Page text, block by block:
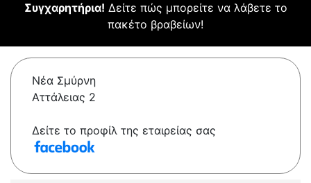
Συγχαρητήρια! Δείτε πώς μπορείτε να λάβετε το
πακέτο βραβείων!
Νέα Σμύρνη
Αττάλειας 2
Δείτε το προφίλ της εταιρείας σας